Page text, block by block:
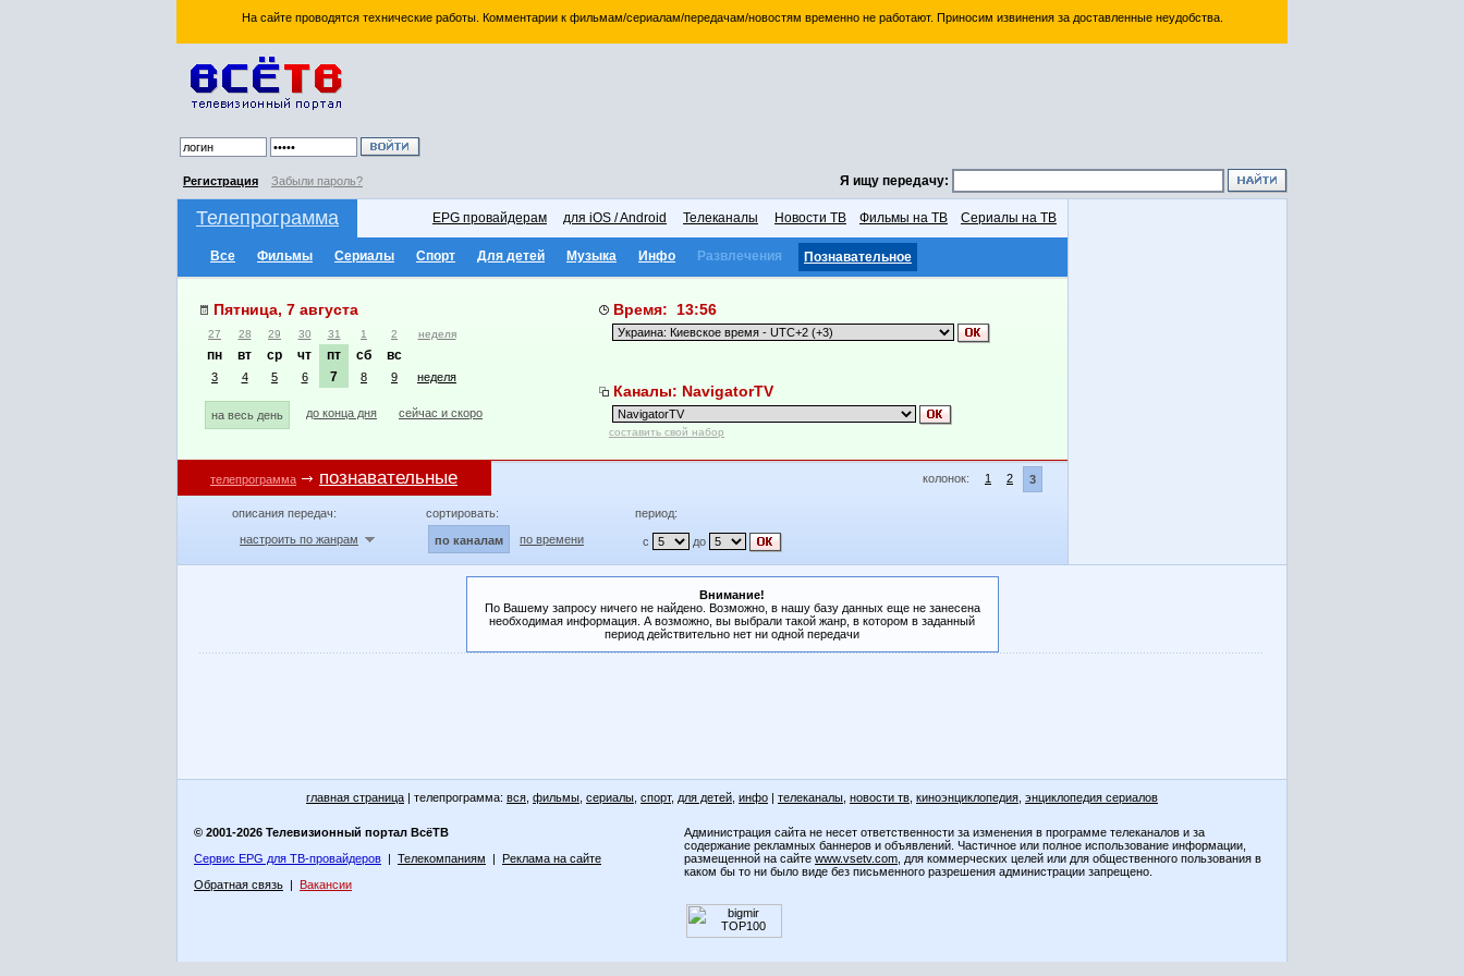
На сайте проводятся технические работы. Комментарии к фильмам/сериалам/передачам/новостям временно не работают. Приносим извинения за доставленные неудобства.
Регистрация Забыли пароль? Я ищу передачу:
Телепрограмма EPG провайдерам для iOS / Android Телеканалы Новости ТВ Фильмы на ТВ Сериалы на ТВ
Все Фильмы Сериалы Спорт Для детей Музыка Инфо Развлечения Познавательное
Пятница, 7 августа
27 28 29 30 31 1 2 неделя
пн вт ср чт пт сб вс
3 4 5 6 7 8 9 неделя
на весь день до конца дня сейчас и скоро
Время: 13:56
Каналы: NavigatorTV
составить свой набор
телепрограмма познавательные колонок: 1 2 3
описания передач:
настроить по жанрам
сортировать:
по каналам по времени
период:
с до
Внимание!
По Вашему запросу ничего не найдено. Возможно, в нашу базу данных еще не занесена
необходимая информация. А возможно, вы выбрали такой жанр, в котором в заданный
период действительно нет ни одной передачи
главная страница | телепрограмма: вся фильмы сериалы спорт, для детей инфо | телеканалы новости тв киноэнциклопедия энциклопедия сериалов
© 2001-2026 Телевизионный портал ВсёТВ
Сервис EPG для ТВ-провайдеров | Телекомпаниям | Реклама на сайте
Обратная связь | Вакансии
Администрация сайта не несет ответственности за изменения в программе телеканалов и за
содержание рекламных баннеров и объявлений. Частичное или полное использование информации,
размещенной на сайте www.vsetv.com , для коммерческих целей или для общественного пользования в
каком бы то ни было виде без письменного разрешения администрации запрещено.